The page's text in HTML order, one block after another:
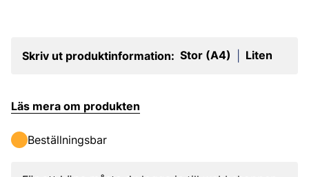
Skriv ut produktinformation: Stor (A4) Liten
Läs mera om produkten
Beställningsbar